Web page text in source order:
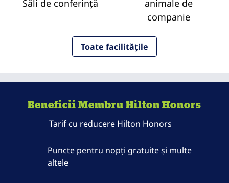
Săli de conferință
animale de
companie
Toate facilitățile
Beneficii Membru Hilton Honors
Tarif cu reducere Hilton Honors
Puncte pentru nopți gratuite și multe
altele